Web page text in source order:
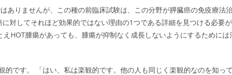
ありませんが、この種の前臨床試験は、この分野が膵臓癌の免疫療法
対してそれほど効果的ではない理由の1つである詳細を見つける必要が
HOT腫瘍があっても、腫瘍が抑制なく成長しないようにするためには
です。 「はい、私は楽観的です。他の人も同じく楽観的なのを知って